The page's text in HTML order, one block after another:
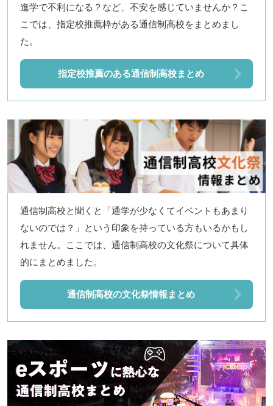
進学で不利になる？など、不安を感じていませんか？こ
こでは、指定校推薦枠がある通信制高校をまとめまし
た。
指定校推薦のある通信制高校まとめ
通信制高校と聞くと「通学が少なくてイベントもあまり
ないのでは？」という印象を持っている方もいるかもし
れません。ここでは、通信制高校の文化祭について具体
的にまとめました。
通信制高校の文化祭情報まとめ